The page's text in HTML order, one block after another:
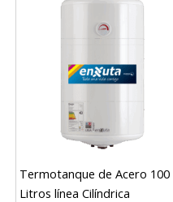
Termotanque de Acero 100
Litros línea Cilíndrica